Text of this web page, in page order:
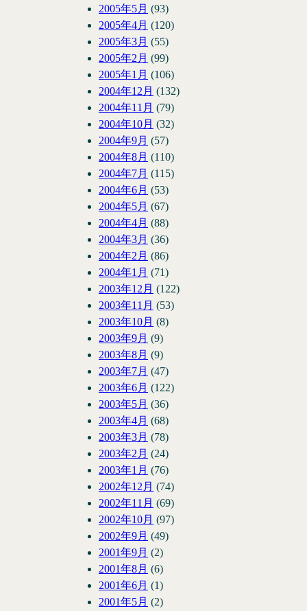
2005年5月 (93)
2005年4月 (120)
2005年3月 (55)
2005年2月 (99)
2005年1月 (106)
2004年12月 (132)
2004年11月 (79)
2004年10月 (32)
2004年9月 (57)
2004年8月 (110)
2004年7月 (115)
2004年6月 (53)
2004年5月 (67)
2004年4月 (88)
2004年3月 (36)
2004年2月 (86)
2004年1月 (71)
2003年12月 (122)
2003年11月 (53)
2003年10月 (8)
2003年9月 (9)
2003年8月 (9)
2003年7月 (47)
2003年6月 (122)
2003年5月 (36)
2003年4月 (68)
2003年3月 (78)
2003年2月 (24)
2003年1月 (76)
2002年12月 (74)
2002年11月 (69)
2002年10月 (97)
2002年9月 (49)
2001年9月 (2)
2001年8月 (6)
2001年6月 (1)
2001年5月 (2)